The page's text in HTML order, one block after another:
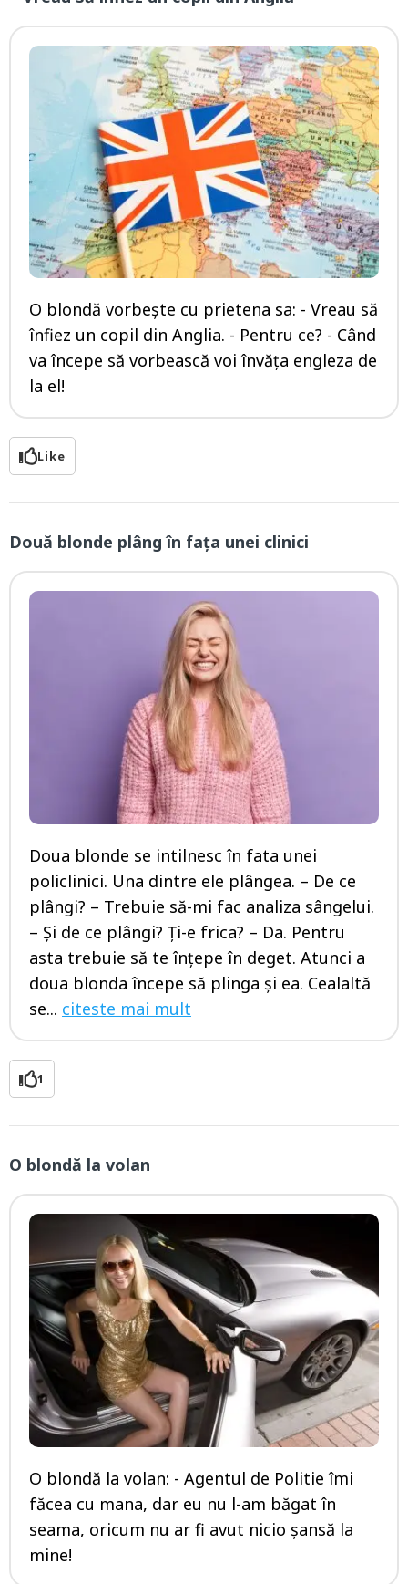
O blondă vorbește cu prietena sa: - Vreau să
înfiez un copil din Anglia. - Pentru ce? - Când
va începe să vorbească voi învăța engleza de
la el!
Like
Două blonde plâng în faţa unei clinici
Doua blonde se intilnesc în fata unei
policlinici. Una dintre ele plângea. – De ce
plângi? – Trebuie să-mi fac analiza sângelui.
– Și de ce plângi? Ți-e frica? – Da. Pentru
asta trebuie să te înțepe în deget. Atunci a
doua blonda începe să plinga și ea. Cealaltă
se... citeste mai mult
1
O blondă la volan
O blondă la volan: - Agentul de Politie îmi
făcea cu mana, dar eu nu l-am băgat în
seama, oricum nu ar fi avut nicio șansă la
mine!